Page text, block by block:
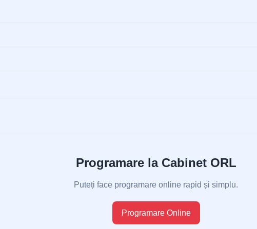
Programare la Cabinet ORL
Puteți face programare online rapid și simplu.
Programare Online